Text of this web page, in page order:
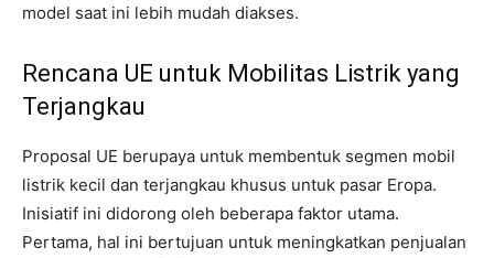
model saat ini lebih mudah diakses.
Rencana UE untuk Mobilitas Listrik yang
Terjangkau
Proposal UE berupaya untuk membentuk segmen mobil
listrik kecil dan terjangkau khusus untuk pasar Eropa.
Inisiatif ini didorong oleh beberapa faktor utama.
Pertama, hal ini bertujuan untuk meningkatkan penjualan